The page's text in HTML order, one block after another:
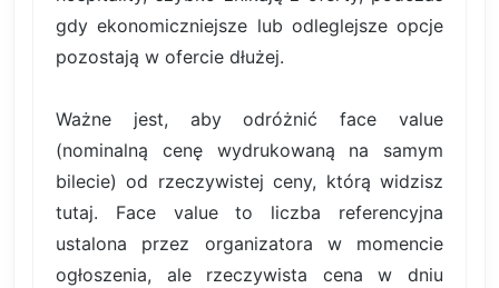
gdy ekonomiczniejsze lub odleglejsze opcje
pozostają w ofercie dłużej.
Ważne jest, aby odróżnić face value
(nominalną cenę wydrukowaną na samym
bilecie) od rzeczywistej ceny, którą widzisz
tutaj. Face value to liczba referencyjna
ustalona przez organizatora w momencie
ogłoszenia, ale rzeczywista cena w dniu